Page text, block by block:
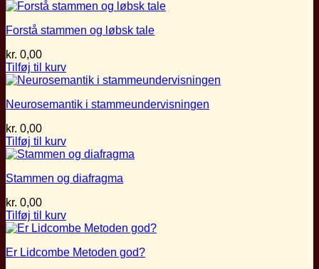
Forstå stammen og løbsk tale
kr. 0,00
Tilføj til kurv
Neurosemantik i stammeundervisningen
kr. 0,00
Tilføj til kurv
Stammen og diafragma
kr. 0,00
Tilføj til kurv
Er Lidcombe Metoden god?